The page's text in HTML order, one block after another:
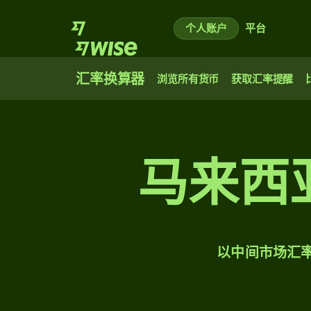
个人账户 平台
汇率换算器 浏览所有货币 获取汇率提醒
马来西
以中间市场汇